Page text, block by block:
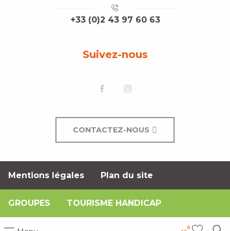
+33 (0)2 43 97 60 63
Suivez-nous
CONTACTEZ-NOUS
Mentions légales Plan du site
GROUPES TOURISME HANDICAP